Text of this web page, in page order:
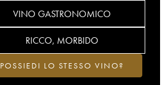
VINO GASTRONOMICO
RICCO, MORBIDO
POSSIEDI LO STESSO VINO?